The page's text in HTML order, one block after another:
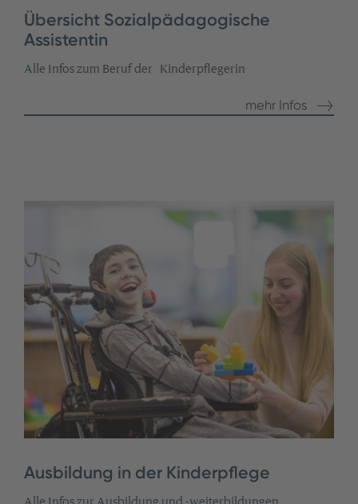
Übersicht Sozialpädagogische
Assistentin
Alle Infos zum Beruf der Kinderpflegerin
mehr Infos
Ausbildung in der Kinderpflege